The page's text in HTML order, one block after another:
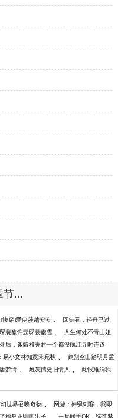
节...
快穿]爱伊莎越安安 、 回头看，轻舟已过
裴馥许云琛裴馥雪 、 人生何处不青山姐
后，爹娘和夫君一个都没疯江寻时连道
易小文林知意宋宛秋 、 鹤别空山踏明月孟
梦绮 、 炮灰情史旧情人 、 此恨难消我
世界召唤奇物 、 网游：神级刺客，我即
福岛正则庶出子 开局联手OK，缔造紫